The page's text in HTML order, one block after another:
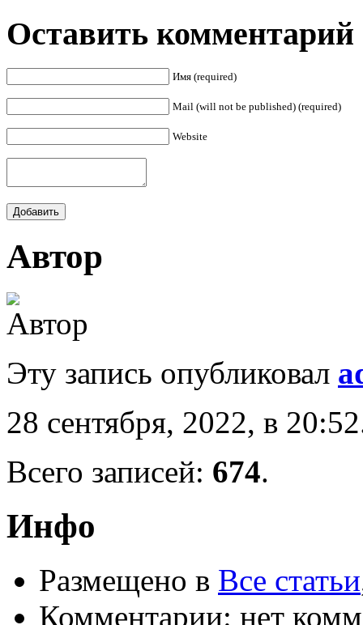
Оставить комментарий
Имя (required)
Mail (will not be published) (required)
Website
Автор
Эту запись опубликовал
28 сентября, 2022, в
Всего записей: 674.
Инфо
Размещено в Все статьи
Комментарии: нет